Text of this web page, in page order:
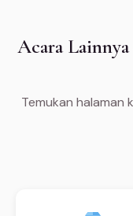
Acara
Temukan halaman